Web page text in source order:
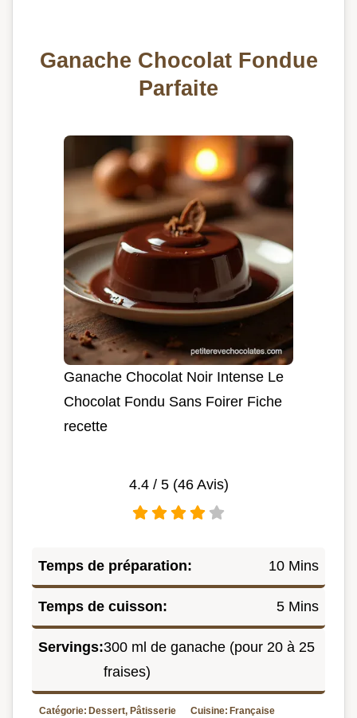
Ganache Chocolat Fondue
Parfaite
Ganache Chocolat Noir Intense Le
Chocolat Fondu Sans Foirer Fiche
recette
4.4/ 5 (46Avis)
Temps de préparation: 10 Mins
Temps de cuisson: 5 Mins
Servings:300 ml de ganache (pour 20 à 25
fraises)
Catégorie: Dessert, Pâtisserie Cuisine: Française